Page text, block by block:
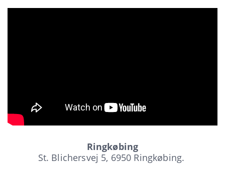
Ringkøbing
St. Blichersvej 5, 6950 Ringkøbing.